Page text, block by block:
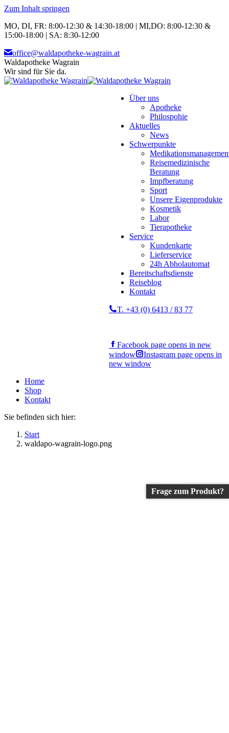
Zum Inhalt springen
MO, DI, FR: 8:00-12:30 & 14:30-18:00 | MI,DO: 8:00-12:30 &
15:00-18:00 | SA: 8:30-12:00
office@waldapotheke-wagrain.at
Waldapotheke Wagrain
Wir sind für Sie da.
Über uns
Apotheke
Philospohie
Aktuelles
News
Schwerpunkte
Reisemedizinische
Beratung
Impfberatung
Sport
Unsere Eigenprodukte
Kosmetik
Labor
Tierapotheke
Service
Kundenkarte
Lieferservice
24h Abholautomat
Bereitschaftsdienste
Reiseblog
Kontakt
T. +43 (0) 6413 / 83 77
Facebook page opens in new
window
Instagram page opens in
new window
Home
Shop
Kontakt
Sie befinden sich hier:
Start
waldapo-wagrain-logo.png
Frage zum Produkt?